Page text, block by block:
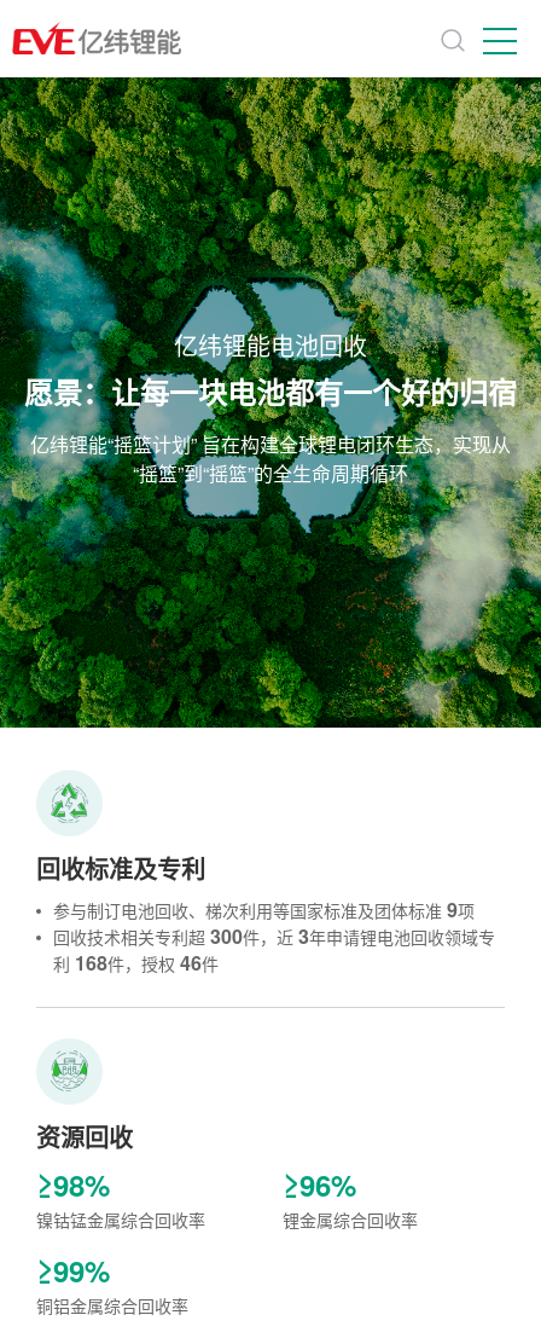
亿纬锂能电池回收
愿景：让每一块电池都有一个好的归宿
亿纬锂能“摇篮计划” 旨在构建全球锂电闭环生态，实现从
“摇篮”到“摇篮”的全生命周期循环
回收标准及专利
参与制订电池回收、梯次利用等国家标准及团体标准 9项
回收技术相关专利超 300件，近 3年申请锂电池回收领域专
利 168件，授权 46件
资源回收
≥98%
镍钴锰金属综合回收率
≥96%
锂金属综合回收率
≥99%
铜铝金属综合回收率